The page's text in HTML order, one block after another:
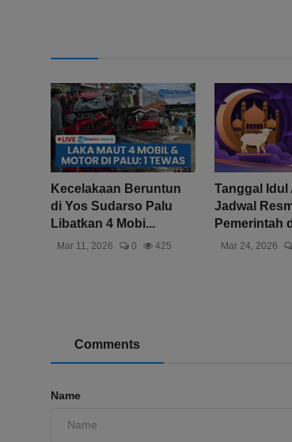
Kecelakaan Beruntun
di Yos Sudarso Palu
Libatkan 4 Mobi...
Mar 11, 2026 0 425
Tanggal Idul
Jadwal
Pemerintah
Mar 24, 2026
Comments
Name